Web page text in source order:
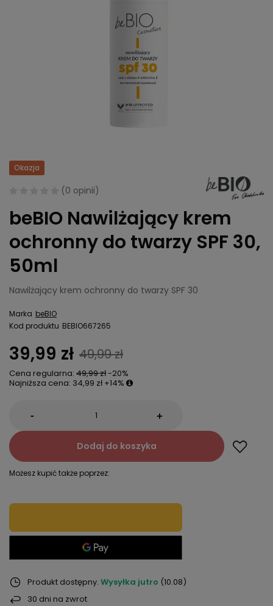
Okazja
(0 opinii)
beBIO Nawilżający krem
ochronny do twarzy SPF 30,
50ml
Nawilżający krem ochronny do twarzy SPF 30
Marka beBIO
Kod produktu BEBIO667265
39,99 zł 49,99 zł
Cena regularna: 49,99 zł-20%
Najniższa cena: 34,99 zł +14%
- +
Dodaj do koszyka
Możesz kupić także poprzez:
Produkt dostępny Wysyłka jutro (10.08)
30 dni na zwrot